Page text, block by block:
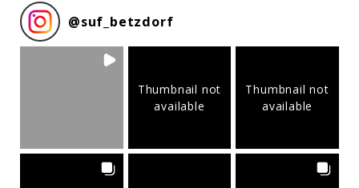
@suf_betzdorf
Thumbnail not
available
Thumbnail not
available